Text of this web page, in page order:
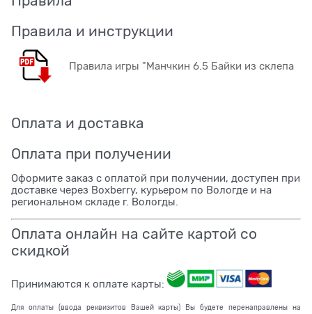
Правила и инструкции
Правила игры "Манчкин 6.5 Байки из склепа
Оплата и доставка
Оплата при получении
Оформите заказ с оплатой при получении, доступен при
доставке через Boxberry, курьером по Вологде и на
региональном складе г. Вологды.
Оплата онлайн на сайте картой со
скидкой
Принимаются к оплате карты:
Для оплаты (ввода реквизитов Вашей карты) Вы будете перенаправлены на